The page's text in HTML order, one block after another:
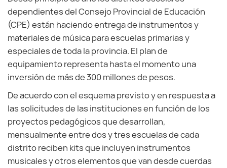
dependientes del Consejo Provincial de Educación
(CPE) están haciendo entrega de instrumentos y
materiales de música para escuelas primarias y
especiales de toda la provincia. El plan de
equipamiento representa hasta el momento una
inversión de más de 300 millones de pesos.
De acuerdo con el esquema previsto y en respuesta a
las solicitudes de las instituciones en función de los
proyectos pedagógicos que desarrollan,
mensualmente entre dos y tres escuelas de cada
distrito reciben kits que incluyen instrumentos
musicales y otros elementos que van desde cuerdas